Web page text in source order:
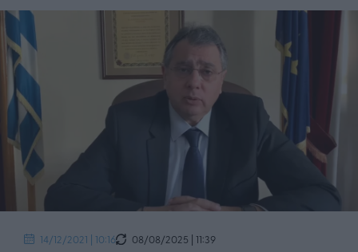
14/12/2021 | 10:16
08/08/2025 | 11:39